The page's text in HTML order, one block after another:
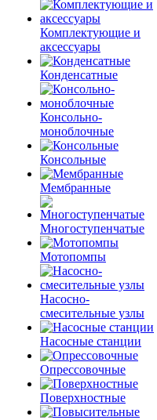
Комплектующие и
аксессуары
Конденсатные
Консольно-
моноблочные
Консольные
Мембранные
Многоступенчатые
Мотопомпы
Насосно-
смесительные узлы
Насосные станции
Опрессовочные
Поверхностные